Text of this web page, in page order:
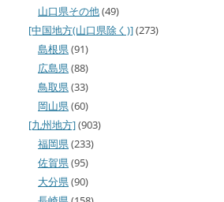
山口県その他(49)
[中国地方(山口県除く)](273)
島根県(91)
広島県(88)
鳥取県(33)
岡山県(60)
[九州地方](903)
福岡県(233)
佐賀県(95)
大分県(90)